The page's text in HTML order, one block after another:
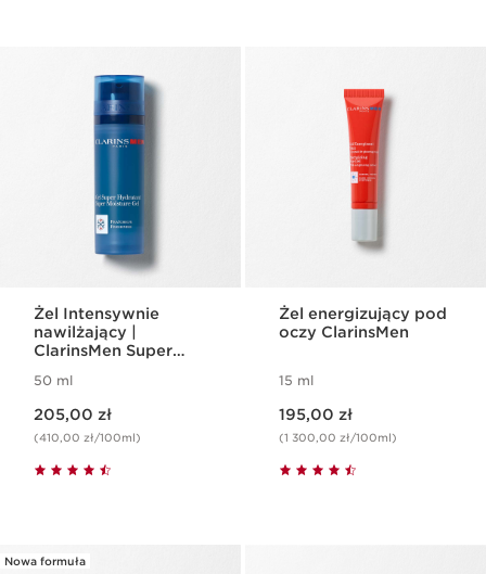
Żel Intensywnie
nawilżający |
ClarinsMen Super
50 ml
205,00 zł
(410,00 zł/100ml)
Żel energizujący pod
oczy ClarinsMen
15 ml
195,00 zł
(1 300,00 zł/100ml)
Nowa formuła